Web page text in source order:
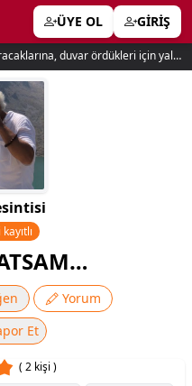
ÜYE OL GİRİŞ
Aşk köprü kurmaktır. insanlar köprü kuracaklarına, duvar ördükleri için yalnız kalırlar. newton
Yorum
Et
( 2 kişi )